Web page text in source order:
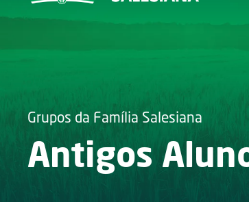
Grupos da Família Salesiana
Antigos